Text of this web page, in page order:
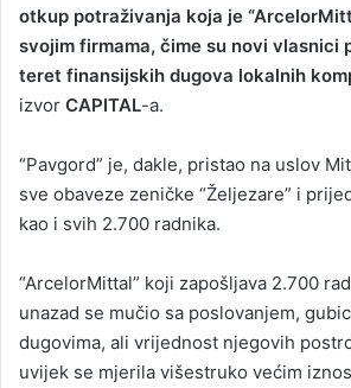
otkup potraživanja koja je
svojim firmama, čime su novi vlasnici
teret finansijskih dugova lokalnih
izvor CAPITAL-a.
“Pavgord” je, dakle, pristao na uslov
sve obaveze zeničke “Željezare” i
kao i svih 2.700 radnika.
“ArcelorMittal” koji zapošljava 2.700
unazad se mučio sa poslovanjem,
dugovima, ali vrijednost njegovih
uvijek se mjerila višestruko većim